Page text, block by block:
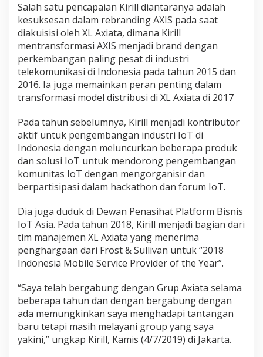
Salah satu pencapaian Kirill diantaranya adalah
kesuksesan dalam rebranding AXIS pada saat
diakuisisi oleh XL Axiata, dimana Kirill
mentransformasi AXIS menjadi brand dengan
perkembangan paling pesat di industri
telekomunikasi di Indonesia pada tahun 2015 dan
2016. Ia juga memainkan peran penting dalam
transformasi model distribusi di XL Axiata di 2017
Pada tahun sebelumnya, Kirill menjadi kontributor
aktif untuk pengembangan industri IoT di
Indonesia dengan meluncurkan beberapa produk
dan solusi IoT untuk mendorong pengembangan
komunitas IoT dengan mengorganisir dan
berpartisipasi dalam hackathon dan forum IoT.
Dia juga duduk di Dewan Penasihat Platform Bisnis
IoT Asia. Pada tahun 2018, Kirill menjadi bagian dari
tim manajemen XL Axiata yang menerima
penghargaan dari Frost & Sullivan untuk “2018
Indonesia Mobile Service Provider of the Year”.
“Saya telah bergabung dengan Grup Axiata selama
beberapa tahun dan dengan bergabung dengan
ada memungkinkan saya menghadapi tantangan
baru tetapi masih melayani group yang saya
yakini,” ungkap Kirill, Kamis (4/7/2019) di Jakarta.